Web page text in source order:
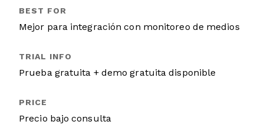
Mejor para integración con monitoreo de medios
Prueba gratuita + demo gratuita disponible
Precio bajo consulta